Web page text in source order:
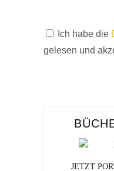
Ich habe die
gelesen und
JETZT